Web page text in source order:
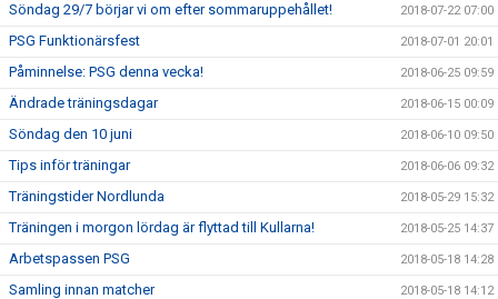
Söndag 29/7 börjar vi om efter sommaruppehållet! 2018-07-22 07:00
PSG Funktionärsfest 2018-07-01 20:01
Påminnelse: PSG denna vecka! 2018-06-25 09:59
Ändrade träningsdagar 2018-06-15 00:09
Söndag den 10 juni 2018-06-10 09:50
Tips inför träningar 2018-06-06 09:32
Träningstider Nordlunda 2018-05-29 15:32
Träningen i morgon lördag är flyttad till Kullarna! 2018-05-25 14:37
Arbetspassen PSG 2018-05-18 14:28
Samling innan matcher 2018-05-18 14:12